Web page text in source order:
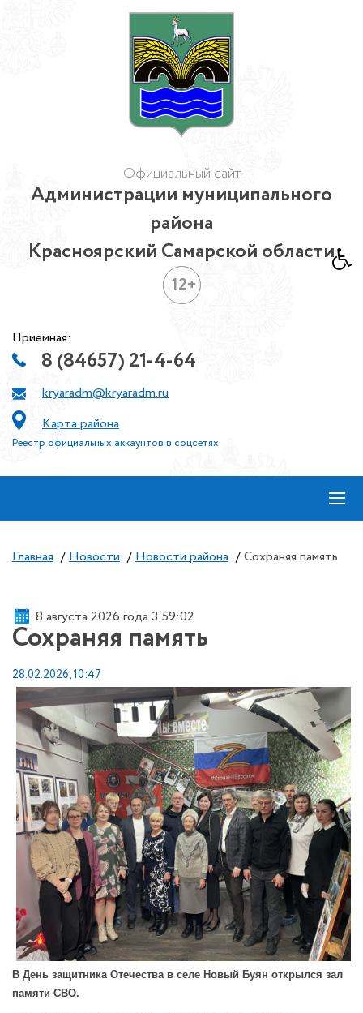
Официальный сайт
Администрации муниципального
района
Красноярский Самарской области
12+
Приемная:
8 (84657) 21-4-64
kryaradm@kryaradm.ru
Карта района
Реестр официальных аккаунтов в соцсетях
≡
Главная / Новости / Новости района / Сохраняя память
8 августа 2026 года 3:59:02
Сохраняя память
28.02.2026, 10:47
В День защитника Отечества в селе Новый Буян открылся зал
памяти СВО.